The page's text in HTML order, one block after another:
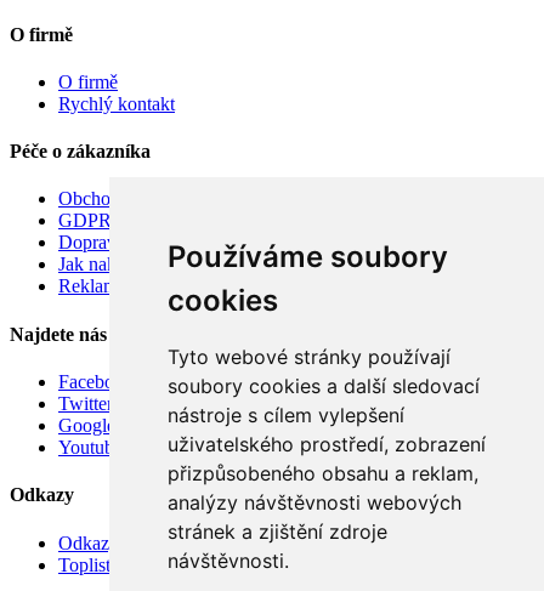
Používáme soubory
cookies
Tyto webové stránky používají
soubory cookies a další sledovací
nástroje s cílem vylepšení
uživatelského prostředí, zobrazení
přizpůsobeného obsahu a reklam,
analýzy návštěvnosti webových
stránek a zjištění zdroje
návštěvnosti.
O firmě
O firmě
Rychlý kontakt
Péče o zákazníka
Obchodní podmínky
GDPR
Doprava
Jak nakupovat
Reklamace
Najdete nás
Facebook
Twitter
Google
Youtube
Odkazy
Odkazy
Toplist